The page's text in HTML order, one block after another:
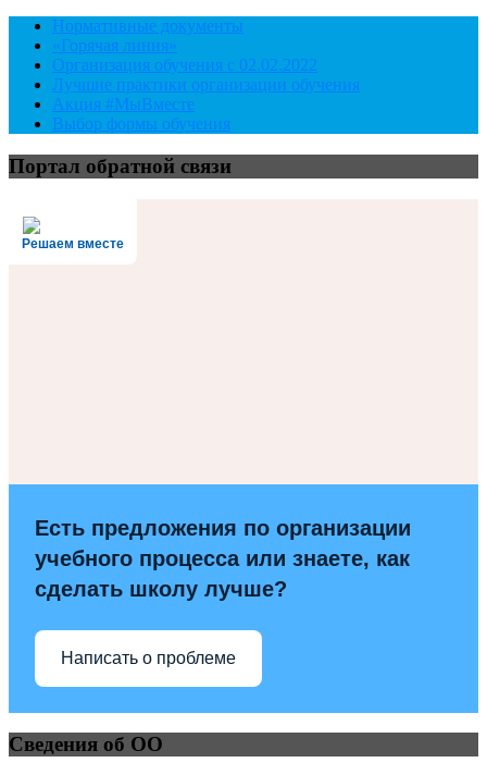
Нормативные документы
«Горячая линия»
Организация обучения с 02.02.2022
Лучшие практики организации обучения
Акция #МыВместе
Выбор формы обучения
Портал обратной связи
Решаем вместе
Есть предложения по организации
учебного процесса или знаете, как
сделать школу лучше?
Написать о проблеме
Сведения об ОО